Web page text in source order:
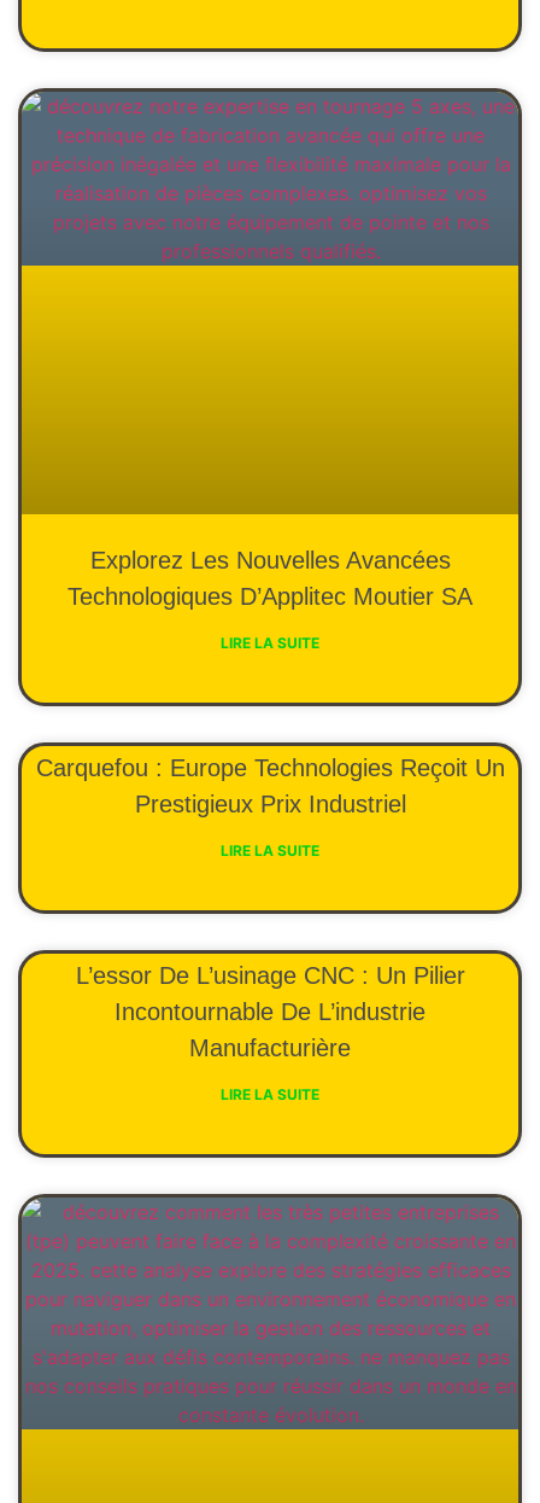
Explorez Les Nouvelles Avancées
Technologiques D’Applitec Moutier SA
LIRE LA SUITE
Carquefou : Europe Technologies Reçoit Un
Prestigieux Prix Industriel
LIRE LA SUITE
L’essor De L’usinage CNC : Un Pilier
Incontournable De L’industrie
Manufacturière
LIRE LA SUITE